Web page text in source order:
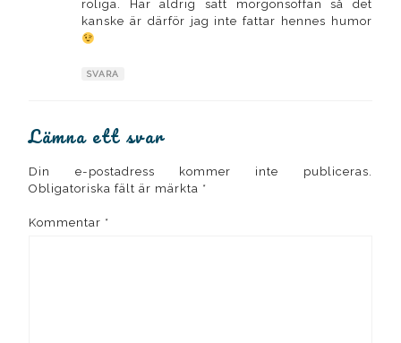
roliga. Har aldrig sätt morgonsoffan så det
kanske är därför jag inte fattar hennes humor
SVARA
Lämna ett svar
Din e-postadress kommer inte publiceras.
Obligatoriska fält är märkta *
Kommentar *